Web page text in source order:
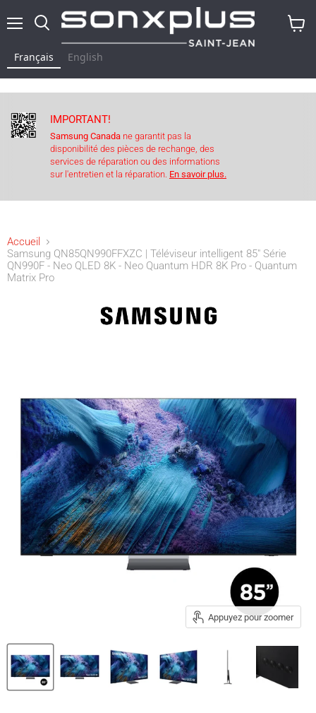
Français English
IMPORTANT!
Samsung Canada ne garantit pas la
disponibilité des pièces de rechange, des
services de réparation ou des informations
sur l'entretien et la réparation. En savoir plus.
Accueil
Samsung QN85QN990FFXZC | Téléviseur intelligent 85" Série
QN990F - Neo QLED 8K - Neo Quantum HDR 8K Pro - Quantum
Matrix Pro
Appuyez pour zoomer